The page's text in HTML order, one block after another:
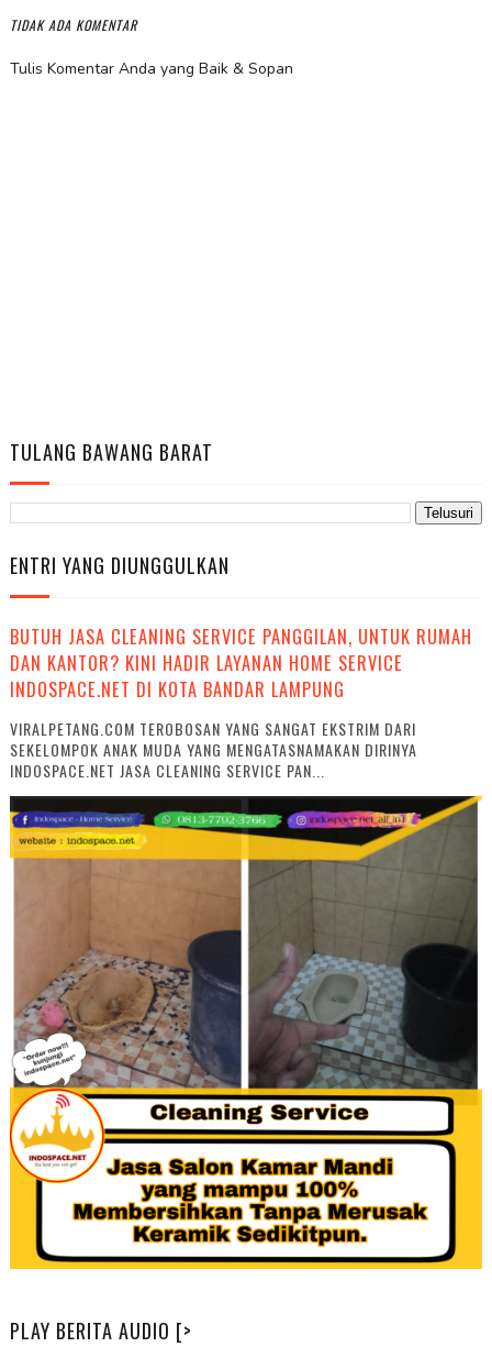
TIDAK ADA KOMENTAR
Tulis Komentar Anda yang Baik & Sopan
TULANG BAWANG BARAT
ENTRI YANG DIUNGGULKAN
BUTUH JASA CLEANING SERVICE PANGGILAN, UNTUK RUMAH
DAN KANTOR? KINI HADIR LAYANAN HOME SERVICE
INDOSPACE.NET DI KOTA BANDAR LAMPUNG
VIRALPETANG.COM TEROBOSAN YANG SANGAT EKSTRIM DARI
SEKELOMPOK ANAK MUDA YANG MENGATASNAMAKAN DIRINYA
INDOSPACE.NET JASA CLEANING SERVICE PAN...
PLAY BERITA AUDIO [>